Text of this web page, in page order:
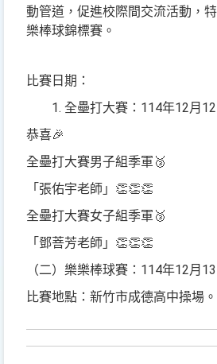
動管道，促進校際間交流活動，
樂棒球錦標賽。
比賽日期：
全壘打大賽： 114年12月 12
恭喜🎉
全壘打大賽男子組季軍 🥉
「張佑宇老師」 👏👏👏
全壘打大賽女子組季軍 🥉
「鄧菩芳老師」 👏👏👏
（二）樂樂棒球賽： 114年12月
比賽地點：新竹市成德高中操場。